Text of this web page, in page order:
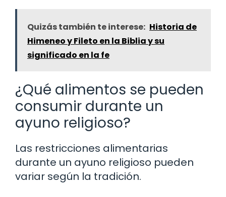
Quizás también te interese: Historia de
Himeneo y Fileto en la Biblia y su
significado en la fe
¿Qué alimentos se pueden
consumir durante un
ayuno religioso?
Las restricciones alimentarias
durante un ayuno religioso pueden
variar según la tradición.